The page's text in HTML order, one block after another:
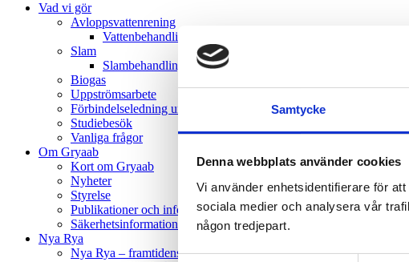
Samtycke
Denna webbplats använder cookies
Vi använder enhetsidentifierare för
sociala medier och analysera vår
någon tredjepart.
Vad vi gör
Avloppsvattenrening
Vatten­behandling
Slam
Slambehandling
Biogas
Uppströmsarbete
Förbindelseledning under Mölndalsån
Studiebesök
Vanliga frågor
Om Gryaab
Kort om Gryaab
Nyheter
Styrelse
Publikationer och informationsmaterial
Säkerhetsinformation till allmänheten
Nya Rya
Nya Rya – framtidens avloppsvattenrening